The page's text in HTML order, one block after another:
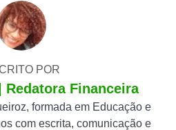
POR
Redatora Financeira
formada em Educação e
com escrita, comunicação e